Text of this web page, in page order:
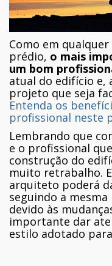
Como em
prédio, o mais
um bom
atual do edifício e,
projeto que seja
Entenda os
profissional neste
Lembrando que
e o profissional
construção do
muito retrabalho.
arquiteto poderá
seguindo a
devido às
importante dar
estilo adotado